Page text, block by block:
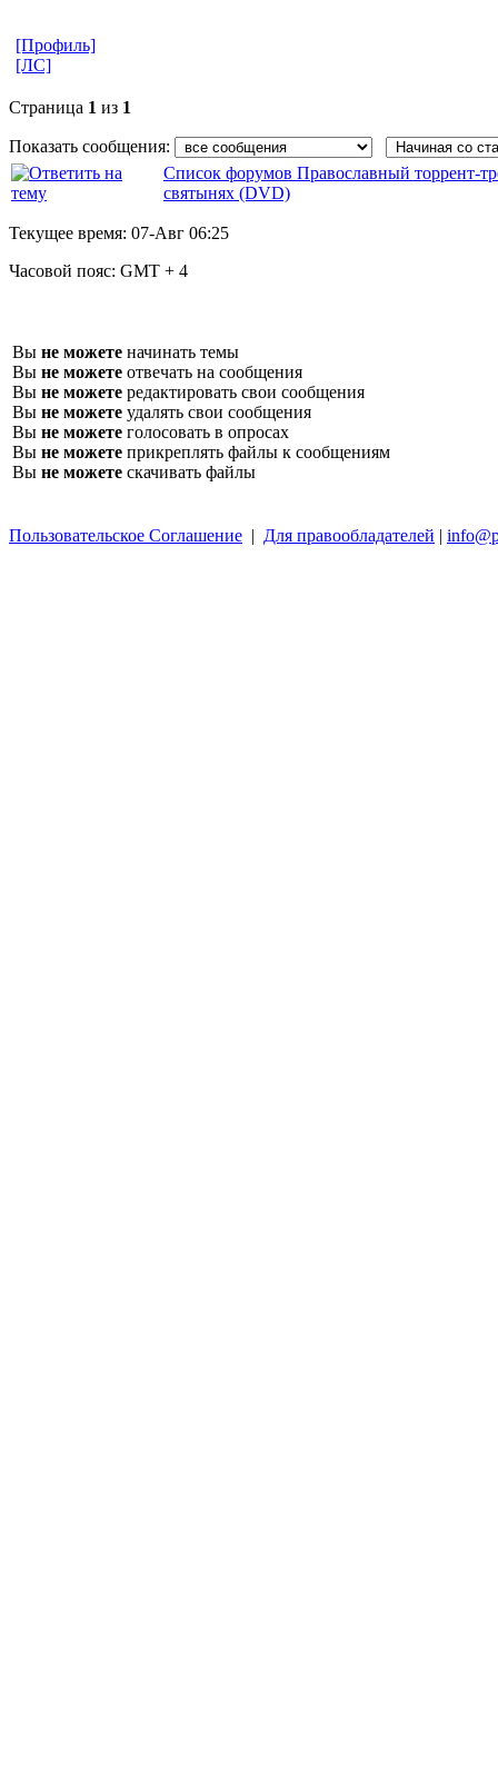
[Профиль]
[ЛС]
Страница 1 из 1
Показать сообщения:
Список форумов Православный торрент-
святынях (DVD)
Текущее время: 07-Авг 06:25
Часовой пояс: GMT + 4
Вы не можете начинать темы
Вы не можете отвечать на сообщения
Вы не можете редактировать свои сообщения
Вы не можете удалять свои сообщения
Вы не можете голосовать в опросах
Вы не можете прикреплять файлы к сообщениям
Вы не можете скачивать файлы
Пользовательское Соглашение | Для правообладателей |